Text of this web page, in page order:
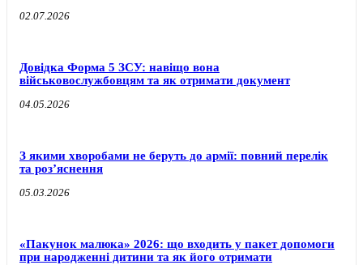
02.07.2026
Довідка Форма 5 ЗСУ: навіщо вона
військовослужбовцям та як отримати документ
04.05.2026
З якими хворобами не беруть до армії: повний перелік
та роз’яснення
05.03.2026
«Пакунок малюка» 2026: що входить у пакет допомоги
при народженні дитини та як його отримати